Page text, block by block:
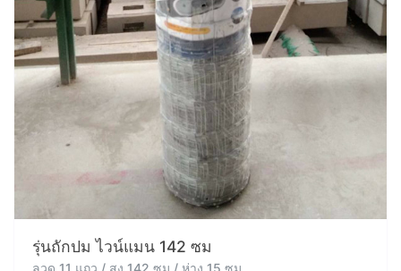
รุ่นถักปม ไวน์แมน 142 ซม